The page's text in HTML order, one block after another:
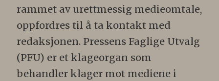
rammet av urettmessig medieomtale,
oppfordres til å ta kontakt med
redaksjonen. Pressens Faglige Utvalg
(PFU) er et klageorgan som
behandler klager mot mediene i